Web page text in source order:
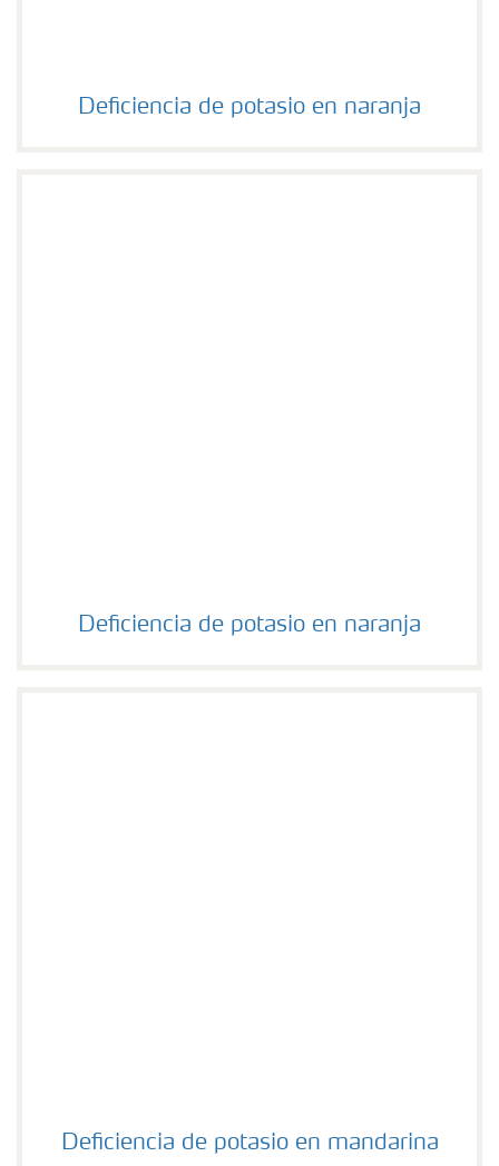
Deficiencia de potasio en naranja
Deficiencia de potasio en naranja
Deficiencia de potasio en naranja
Deficiencia de potasio en naranja
Deficiencia de potasio en mandarina
Deficiencia de potasio en mandarina